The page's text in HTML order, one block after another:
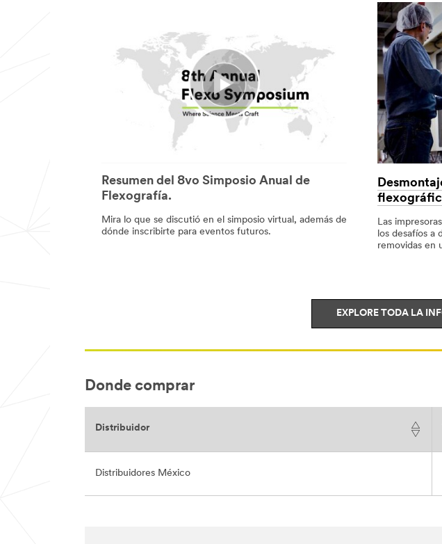
Resumen del 8vo Simposio Anual de
Flexografía.
Mira lo que se discutió en el simposio virtual, además de
dónde inscribirte para eventos futuros.
Las
los desafíos a
removidas en
EXPLORE TODA LA
Donde comprar
Distribuidor
Distribuidores México